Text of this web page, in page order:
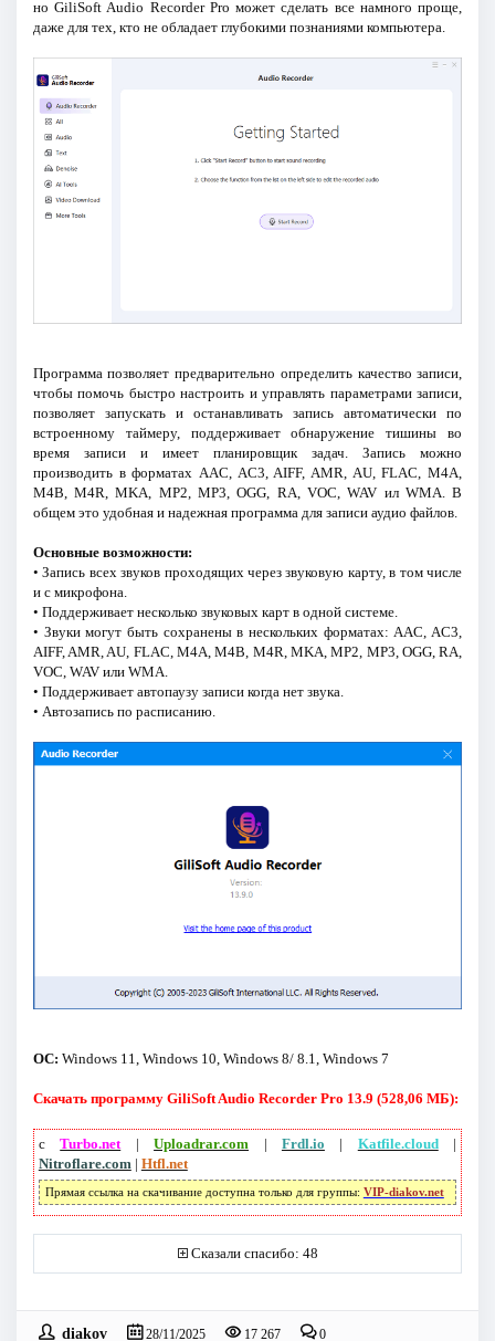
но GiliSoft Audio Recorder Pro может сделать все намного проще,
даже для тех, кто не обладает глубокими познаниями компьютера.
Программа позволяет предварительно определить качество записи,
чтобы помочь быстро настроить и управлять параметрами записи,
позволяет запускать и останавливать запись автоматически по
встроенному таймеру, поддерживает обнаружение тишины во
время записи и имеет планировщик задач. Запись можно
производить в форматах AAC, AC3, AIFF, AMR, AU, FLAC, M4A,
M4B, M4R, MKA, MP2, MP3, OGG, RA, VOC, WAV ил WMA. В
общем это удобная и надежная программа для записи аудио файлов.
Основные возможности:
• Запись всех звуков проходящих через звуковую карту, в том числе
и с микрофона.
• Поддерживает несколько звуковых карт в одной системе.
• Звуки могут быть сохранены в нескольких форматах: AAC, AC3,
AIFF, AMR, AU, FLAC, M4A, M4B, M4R, MKA, MP2, MP3, OGG, RA,
VOC, WAV или WMA.
• Поддерживает автопаузу записи когда нет звука.
• Автозапись по расписанию.
ОС: Windows 11, Windows 10, Windows 8/ 8.1, Windows 7
Скачать программу GiliSoft Audio Recorder Pro 13.9 (528,06 МБ):
сTurbo.net|Uploadrar.com | Frdl.io | Katfile.cloud|
Nitroflare.com| Htfl.net
Прямая ссылка на скачивание доступна только для группы: VIP-diakov.net
Сказали спасибо: 48
diakov 28/11/2025 17 267 0